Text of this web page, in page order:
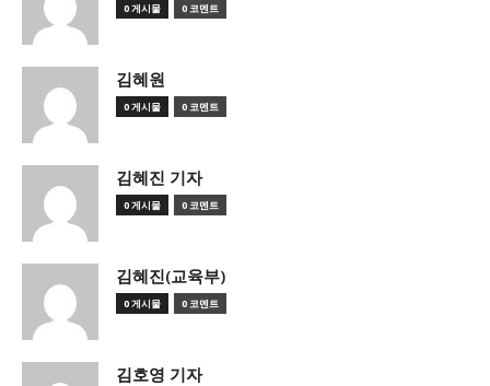
0 게시물 0 코멘트
김혜원
0 게시물 0 코멘트
김혜진 기자
0 게시물 0 코멘트
김혜진(교육부)
0 게시물 0 코멘트
김호영 기자